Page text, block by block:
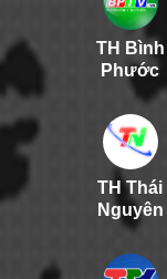
TH Bình
Phước
TH Thái
Nguyên